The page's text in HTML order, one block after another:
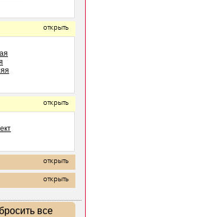
открыть
открыть
открыть
открыть
все